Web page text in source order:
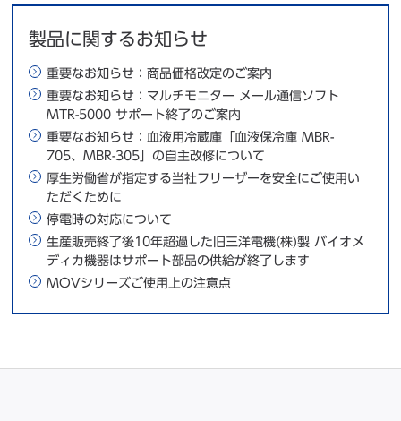
製品に関するお知らせ
重要なお知らせ：商品価格改定のご案内
重要なお知らせ：マルチモニター メール通信ソフト
MTR-5000 サポート終了のご案内
重要なお知らせ：血液用冷蔵庫「血液保冷庫 MBR-
705、MBR-305」の自主改修について
厚生労働省が指定する当社フリーザーを安全にご使用い
ただくために
停電時の対応について
生産販売終了後10年超過した旧三洋電機(株)製 バイオメ
ディカ機器はサポート部品の供給が終了します
MOVシリーズご使用上の注意点